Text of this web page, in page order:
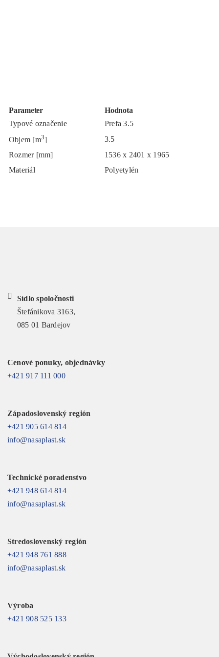
Parameter
Hodnota
Typové označenie
Prefa 3.5
Objem [m3]
3.5
Rozmer [mm]
1536 x 2401 x 1965
Materiál
Polyetylén
Sídlo spoločnosti
Štefánikova 3163,
085 01 Bardejov
Cenové ponuky, objednávky
+421 917 111 000
Západoslovenský región
+421 905 614 814
info@nasaplast.sk
Technické poradenstvo
+421 948 614 814
info@nasaplast.sk
Stredoslovenský región
+421 948 761 888
info@nasaplast.sk
Výroba
+421 908 525 133